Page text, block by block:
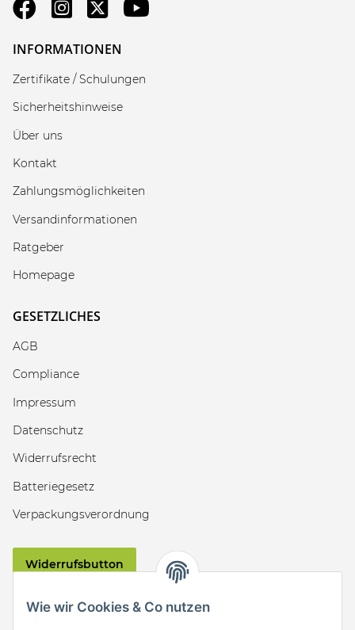
Wie wir Cookies & Co nutzen
INFORMATIONEN
Zertifikate / Schulungen
Sicherheitshinweise
Über uns
Kontakt
Zahlungsmöglichkeiten
Versandinformationen
Ratgeber
Homepage
GESETZLICHES
AGB
Compliance
Impressum
Datenschutz
Widerrufsrecht
Batteriegesetz
Verpackungsverordnung
Widerrufsbutton